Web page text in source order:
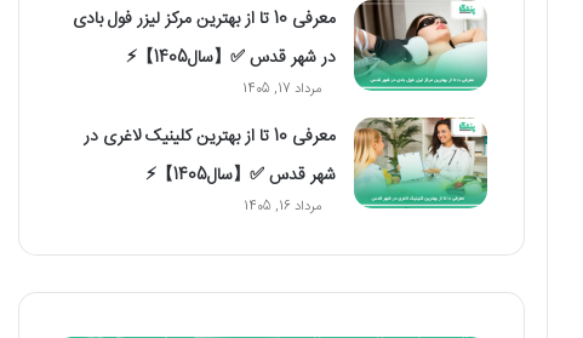
معرفی 10 تا از بهترین مرکز لیزر فول بادی
در شهر قدس ✅【سال1405】⚡️
مرداد 17, 1405
معرفی 10 تا از بهترین کلینیک لاغری در
شهر قدس ✅【سال1405】⚡️
مرداد 16, 1405